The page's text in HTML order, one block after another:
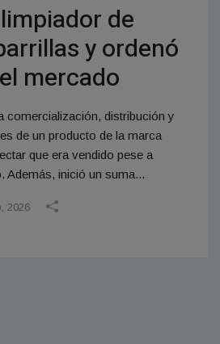
de
y ordenó
mercado
comercialización, distribución y
de un producto de la marca
que era vendido pese a
Además, inició un suma...
2026